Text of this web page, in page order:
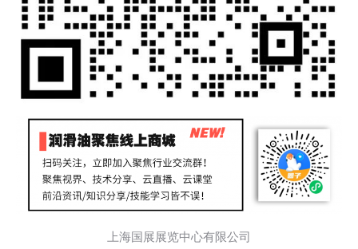
上海国展展览中心有限公司